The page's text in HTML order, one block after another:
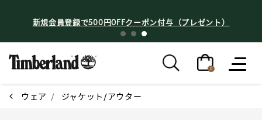
新規会員登録で500円OFFクーポン付与（プレゼント）
0
ウェア ジャケット/アウター